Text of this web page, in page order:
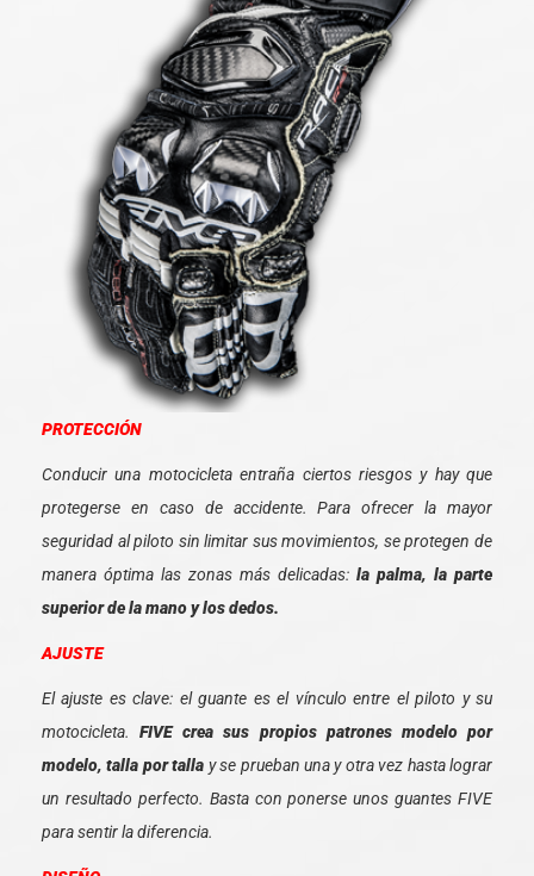
PROTECCIÓN
Conducir una motocicleta entraña ciertos riesgos y hay que
protegerse en caso de accidente. Para ofrecer la mayor
seguridad al piloto sin limitar sus movimientos, se protegen de
manera óptima las zonas más delicadas: la palma, la parte
superior de la mano y los dedos.
AJUSTE
El ajuste es clave: el guante es el vínculo entre el piloto y su
motocicleta.
FIVE crea sus propios patrones modelo por
modelo, talla por talla y se prueban una y otra vez hasta lograr
un resultado perfecto. Basta con ponerse unos guantes FIVE
para sentir la diferencia.